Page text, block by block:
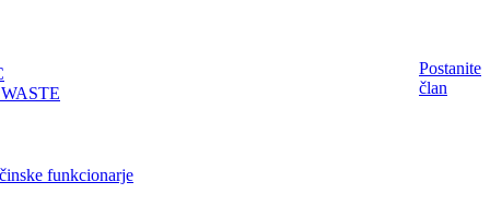
funkcionarje
Postanite
član